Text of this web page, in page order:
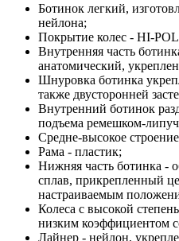
Ботинок легкий,
нейлона;
Покрытие колес - HI-
Внутренняя часть
анатомический,
Шнуровка ботинка
также двусторонней
Внутренний ботинок
подъема ремешком-
Средне-высокое
Рама - пластик;
Нижняя часть ботинка -
сплав, прикрепленный
настраиваемым
Колеса с высокой
низким коэффициентом
Лайнер - нейлон,